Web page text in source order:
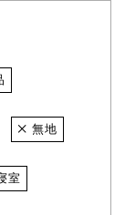
無地
室